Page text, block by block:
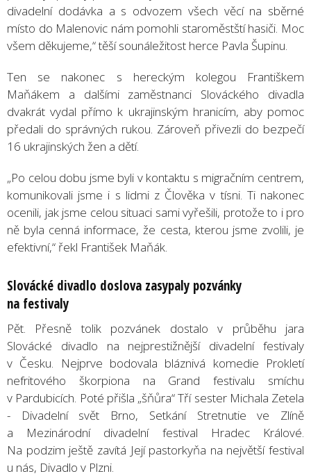
divadelní dodávka a s odvozem všech věcí na sběrné
místo do Malenovic nám pomohli staroměstští hasiči. Moc
všem děkujeme,“ těší sounáležitost herce Pavla Šupinu.
Ten se nakonec s hereckým kolegou Františkem
Maňákem a dalšími zaměstnanci Slováckého divadla
dvakrát vydal přímo k ukrajinským hranicím, aby pomoc
předali do správných rukou. Zároveň přivezli do bezpečí
16 ukrajinských žen a dětí.
„Po celou dobu jsme byli v kontaktu s migračním centrem,
komunikovali jsme i s lidmi z Člověka v tísni. Ti nakonec
ocenili, jak jsme celou situaci sami vyřešili, protože to i pro
ně byla cenná informace, že cesta, kterou jsme zvolili, je
efektivní,“ řekl František Maňák.
Slovácké divadlo doslova zasypaly pozvánky
na festivaly
Pět. Přesně tolik pozvánek dostalo v průběhu jara
Slovácké divadlo na nejprestižnější divadelní festivaly
v Česku. Nejprve bodovala bláznivá komedie Prokletí
nefritového škorpiona na Grand festivalu smíchu
v Pardubicích. Poté přišla „šňůra“ Tří sester Michala Zetela
- Divadelní svět Brno, Setkání Stretnutie ve Zlíně
a Mezinárodní divadelní festival Hradec Králové.
Na podzim ještě zavítá Její pastorkyňa na největší festival
u nás, Divadlo v Plzni.